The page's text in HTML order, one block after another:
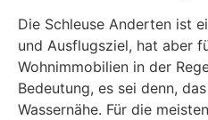
Die Schleuse Anderten ist
und Ausflugsziel, hat aber
Wohnimmobilien in der
Bedeutung, es sei denn,
Wassernähe. Für die